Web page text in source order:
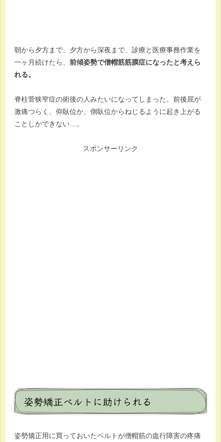
朝から夕方まで、夕方から深夜まで、診療と医療事務作業を
一ヶ月続けたら、 前傾姿勢で僧帽筋筋膜症になったと考えら
れる。
脊柱菅狭窄症の術後の人みたいになってしまった。前後屈が
激痛つらく、仰臥位か、側臥位からねじるように起き上がる
ことしかできない…。
スポンサーリンク
姿勢矯正ベルトに助けられる
姿勢矯正用に買っておいたベルトが僧帽筋の血行障害の疼痛